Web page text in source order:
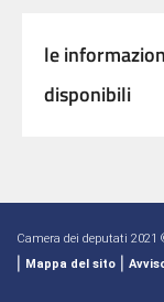
le
disponibili
Camera dei deputati
| Mappa del sito |